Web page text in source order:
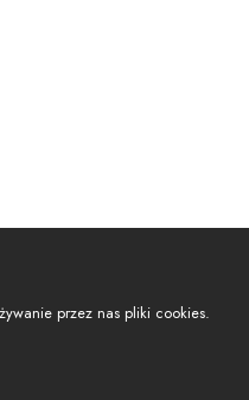
przez nas pliki cookies.